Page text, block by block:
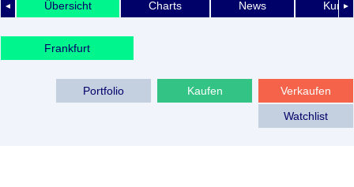
◄ ►
Übersicht Charts News
Frankfurt
Verkaufen
Kaufen
Portfolio
Watchlist